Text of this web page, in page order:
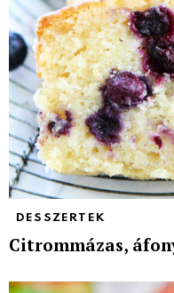
DESSZERTEK
Citrommázas,